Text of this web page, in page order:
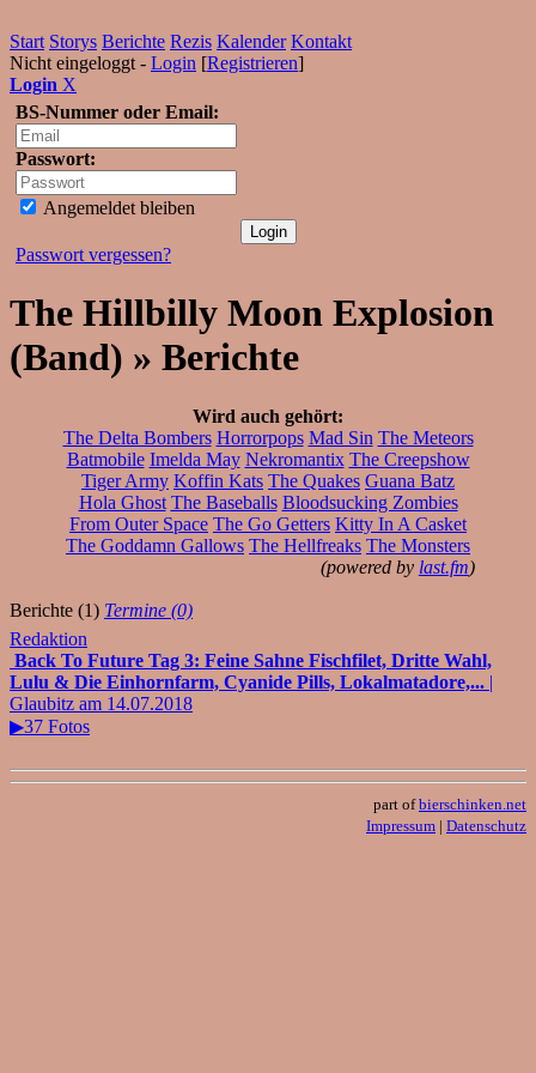
Start Storys Berichte Rezis Kalender Kontakt
Nicht eingeloggt - Login [Registrieren]
Login X
BS-Nummer oder Email:
Passwort:
Angemeldet bleiben
Passwort vergessen?
The Hillbilly Moon Explosion
(Band) » Berichte
Wird auch gehört:
The Delta Bombers Horrorpops Mad Sin The Meteors
Batmobile Imelda May Nekromantix The Creepshow
Tiger Army Koffin Kats The Quakes Guana Batz
Hola Ghost The Baseballs Bloodsucking Zombies
From Outer Space The Go Getters Kitty In A Casket
The Goddamn Gallows The Hellfreaks The Monsters
(powered by last.fm)
Berichte (1) Termine (0)
Redaktion
Back To Future Tag 3: Feine Sahne Fischfilet, Dritte Wahl,
Lulu & Die Einhornfarm, Cyanide Pills, Lokalmatadore,... |
Glaubitz am 14.07.2018
▶37 Fotos
part ofbierschinken.net
Impressum | Datenschutz